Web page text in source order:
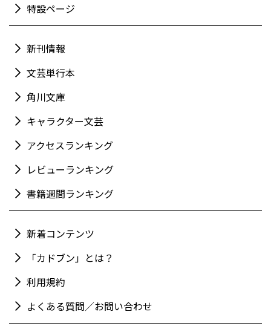
特設ページ
新刊情報
文芸単行本
角川文庫
キャラクター文芸
アクセスランキング
レビューランキング
書籍週間ランキング
新着コンテンツ
「カドブン」とは？
利用規約
よくある質問／お問い合わせ